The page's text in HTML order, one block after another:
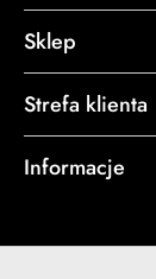
Sklep
Strefa klienta
Informacje